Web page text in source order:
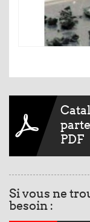
PDF
Si vous ne
besoin :